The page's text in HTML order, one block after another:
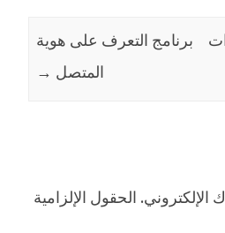
برنامج التعرف على هوية
المتصل →
الإلكتروني. الحقول الإلزامية